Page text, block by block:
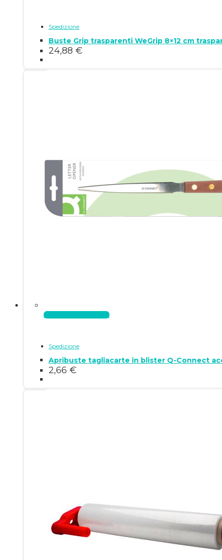
Spedizione
Buste Grip trasparenti WeGrip 8×12 cm
24,88 €
Aggiungi al carrello
Spedizione
Apribuste tagliacarte in blister Q-Connect
2,66 €